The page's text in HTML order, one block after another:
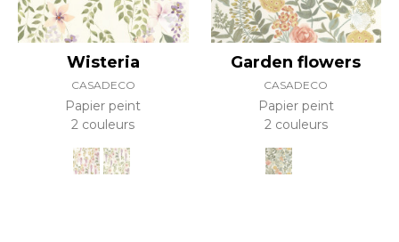
Wisteria
CASADECO
Papier peint
2 couleurs
Garden flowers
CASADECO
Papier peint
2 couleurs